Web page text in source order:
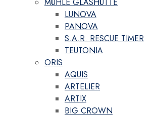
MÜHLE GLASHÜTTE
LUNOVA
PANOVA
S.A.R. RESCUE TIMER
TEUTONIA
ORIS
AQUIS
ARTELIER
ARTIX
BIG CROWN